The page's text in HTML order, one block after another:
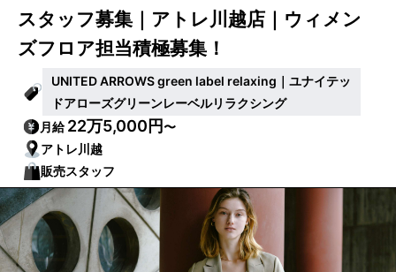
スタッフ募集｜アトレ川越店｜ウィメン
ズフロア担当積極募集！
UNITED ARROWS green label relaxing｜ユナイテッ
ドアローズグリーンレーベルリラクシング
月給22万5,000円〜
アトレ川越
販売スタッフ